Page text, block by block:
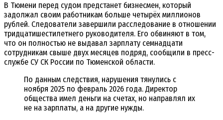
В Тюмени перед судом предстанет бизнесмен, который
задолжал своим работникам больше четырёх миллионов
рублей. Следователи завершили расследование в отношении
тридцатишестилетнего руководителя. Его обвиняют в том,
что он полностью не выдавал зарплату семнадцати
сотрудникам свыше двух месяцев подряд, сообщили в пресс-
службе СУ СК России по Тюменской области.
По данным следствия, нарушения тянулись с
ноября 2025 по февраль 2026 года. Директор
общества имел деньги на счетах, но направлял их
не на зарплаты, а на другие нужды.